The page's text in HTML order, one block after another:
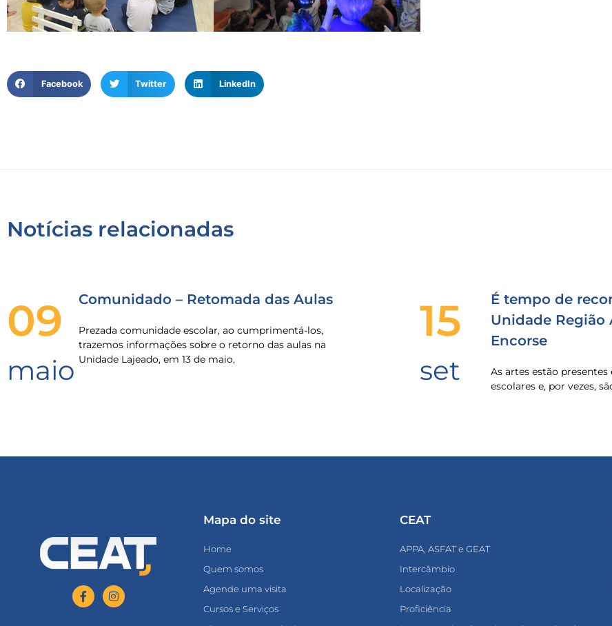
Facebook Twitter LinkedIn
Notícias relacionadas
09
maio
Comunidado – Retomada das Aulas
Prezada comunidade escolar, ao cumprimentá-los,
trazemos informações sobre o retorno das aulas na
Unidade Lajeado, em 13 de maio,
15
set
É tempo de
Unidade
Encorse
As artes estão
escolares e, por vezes,
Mapa do site
Home
Quem somos
Agende uma visita
Cursos e Serviços
CEAT
APPA, ASFAT e GEAT
Intercâmbio
Localização
Proficiência